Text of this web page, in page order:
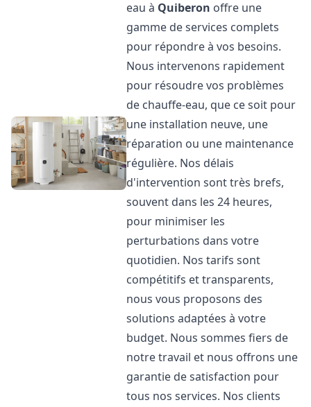
eau à Quiberon offre une
gamme de services complets
pour répondre à vos besoins.
Nous intervenons rapidement
pour résoudre vos problèmes
de chauffe-eau, que ce soit pour
une installation neuve, une
réparation ou une maintenance
régulière. Nos délais
d'intervention sont très brefs,
souvent dans les 24 heures,
pour minimiser les
perturbations dans votre
quotidien. Nos tarifs sont
compétitifs et transparents,
nous vous proposons des
solutions adaptées à votre
budget. Nous sommes fiers de
notre travail et nous offrons une
garantie de satisfaction pour
tous nos services. Nos clients